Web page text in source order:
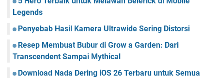
Legends
Penyebab Hasil Kamera Ultrawide Sering Distorsi
Resep Membuat Bubur di Grow a Garden: Dari
Transcendent Sampai Mythical
Download Nada Dering iOS 26 Terbaru untuk Semua